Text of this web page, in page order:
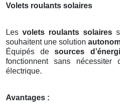
Volets roulants solaires
Les volets roulants solaires
souhaitent une solution
Équipés de sources
fonctionnent sans nécessiter
électrique.
Avantages :